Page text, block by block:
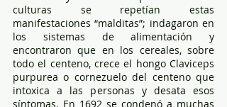
culturas se repetían estas
manifestaciones “malditas”; indagaron en
los sistemas de alimentación y
encontraron que en los cereales, sobre
todo el centeno, crece el hongo Claviceps
purpurea o cornezuelo del centeno que
intoxica a las personas y desata esos
síntomas. En 1692 se condenó a muchas